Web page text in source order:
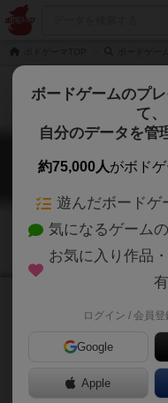
パタクル
ボードゲームのプ
て、
自分のデータを管
約75,000人がボド
遊んだボードゲ
気になるゲーム
お気に入り作品
有
ログイン / 会員登
Google
Apple